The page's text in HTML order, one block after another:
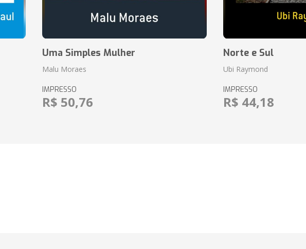
Uma Simples Mulher
Malu Moraes
IMPRESSO
R$ 50,76
Norte e Sul
Ubi Raymond
IMPRESSO
R$ 44,18